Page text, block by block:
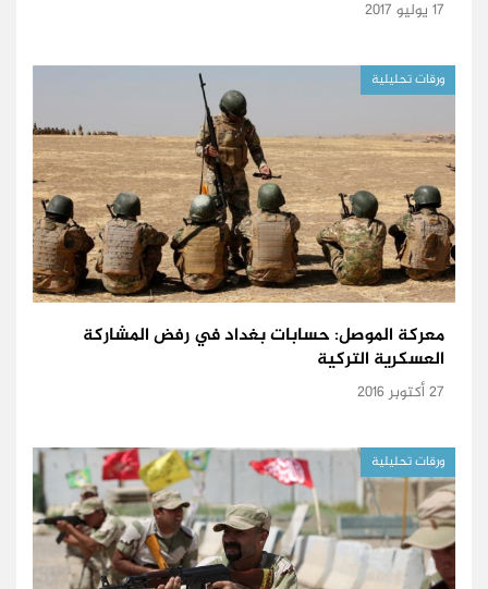
17 يوليو 2017
ورقات تحليلية
معركة الموصل: حسابات بغداد في رفض المشاركة
العسكرية التركية
27 أكتوبر 2016
ورقات تحليلية